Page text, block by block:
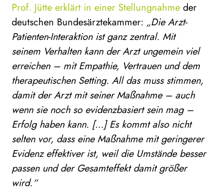
Prof. Jütte erklärt in einer Stellungnahme der
deutschen Bundesärztekammer: „Die Arzt-
Patienten-Interaktion ist ganz zentral. Mit
seinem Verhalten kann der Arzt ungemein viel
erreichen – mit Empathie, Vertrauen und dem
therapeutischen Setting. All das muss stimmen,
damit der Arzt mit seiner Maßnahme – auch
wenn sie noch so evidenzbasiert sein mag –
Erfolg haben kann. […] Es kommt also nicht
selten vor, dass eine Maßnahme mit geringerer
Evidenz effektiver ist, weil die Umstände besser
passen und der Gesamteffekt damit größer
wird.“